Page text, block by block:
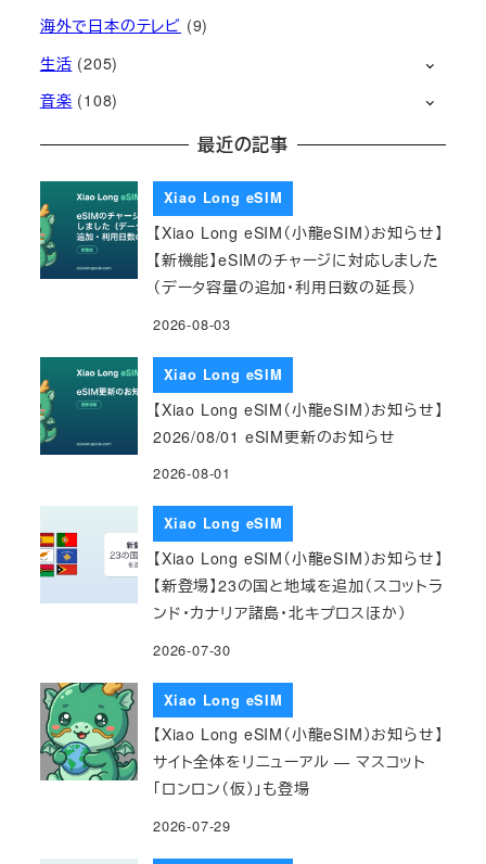
海外で日本のテレビ (9)
生活 (205)
音楽 (108)
最近の記事
Xiao Long eSIM
【Xiao Long eSIM（小龍eSIM）お知らせ】
【新機能】eSIMのチャージに対応しました
（データ容量の追加・利用日数の延長）
2026-08-03
Xiao Long eSIM
【Xiao Long eSIM（小龍eSIM）お知らせ】
2026/08/01 eSIM更新のお知らせ
2026-08-01
Xiao Long eSIM
【Xiao Long eSIM（小龍eSIM）お知らせ】
【新登場】23の国と地域を追加（スコットラ
ンド・カナリア諸島・北キプロスほか）
2026-07-30
Xiao Long eSIM
【Xiao Long eSIM（小龍eSIM）お知らせ】
サイト全体をリニューアル — マスコット
「ロンロン（仮）」も登場
2026-07-29